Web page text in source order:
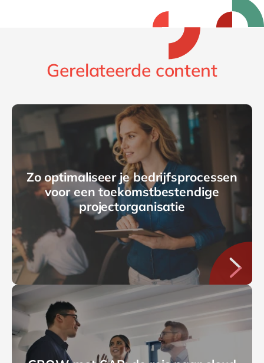
Gerelateerde content
Zo optimaliseer je bedrijfsprocessen
voor een toekomstbestendige
projectorganisatie